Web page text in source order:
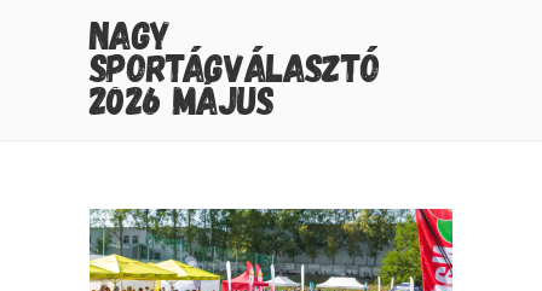
NAGY
SPORTÁGVÁLASZTÓ
2026 MÁJUS